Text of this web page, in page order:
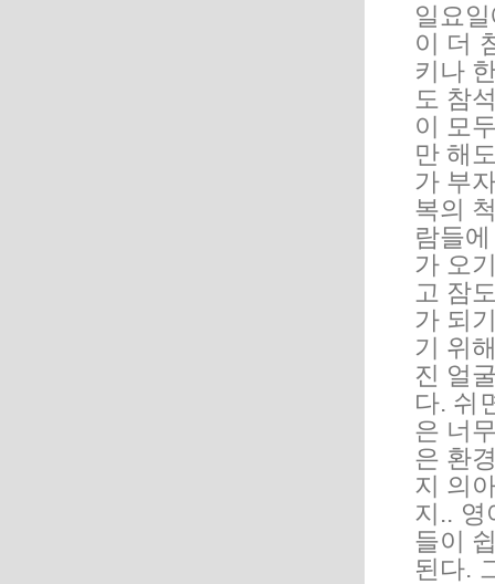
일요
이 더
키나
도 참
이 모
만 해
가 부
복의
람들
가 오
고 잠
가 되
기 위
진 얼
다. 쉬
은 너
은 환
지 의
지.. 영
들이
된다.